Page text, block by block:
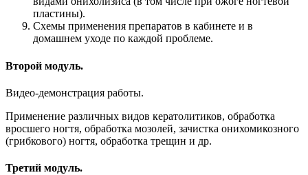
пластины).
Схемы применения препаратов в кабинете и в
домашнем уходе по каждой проблеме.
Второй модуль.
Видео-демонстрация работы.
Применение различных видов кератолитиков, обработка
вросшего ногтя, обработка мозолей, зачистка онихомикозного
(грибкового) ногтя, обработка трещин и др.
Третий модуль.